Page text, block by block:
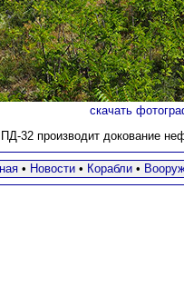
скачать
32 производит докование
• Новости• Корабли•